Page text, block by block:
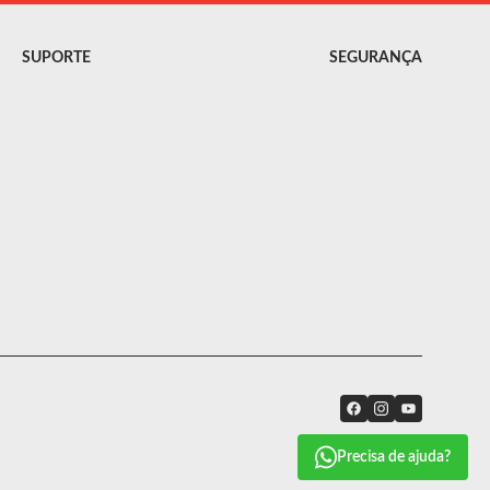
Precisa de ajuda?
SUPORTE SEGURANÇA